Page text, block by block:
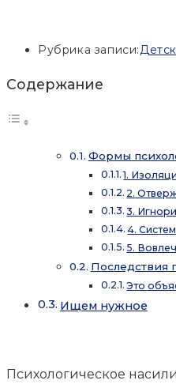
Рубрика записи:
Содержание
Формы
1.
2.
3.
4.
5.
Последствия
Это
Ищем нужное
Психологическое